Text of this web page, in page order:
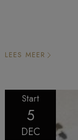
LEES MEER
Start
5
DEC